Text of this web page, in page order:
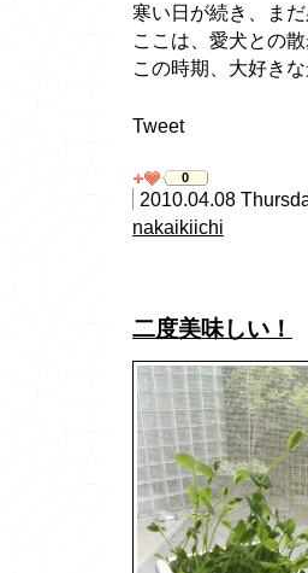
寒い日が続き、ま
ここは、愛犬との
この時期、大好きな
Tweet
0
2010.04.08
nakaikiichi
二度美味しい！